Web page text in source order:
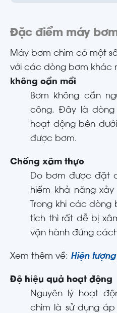
Đặc điểm máy
Máy bơm chìm có một
với các dòng bơm khác
không cần mồi
Bơm không cần
công. Đây là
hoạt động bên
được bơm.
Chống xâm thực
Do bơm được đặt
hiếm khả năng
Trong khi các
tích thì rất dễ bị
vận hành đúng
Xem thêm về: Hiện
Độ hiệu quả hoạt động
Nguyên lý hoạt
chìm là sử dụng